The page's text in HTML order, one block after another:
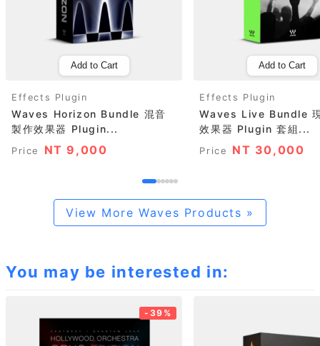
Add to Cart
Effects Plugin
Waves Horizon Bundle 混音
製作效果器 Plugin...
Price NT 9,000
Add to Cart
Effects Plugin
Waves Live Bundle
效果器 Plugin 套組...
Price NT 30,000
View More Waves Products »
You may be interested in:
-39%